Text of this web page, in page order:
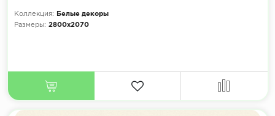
Коллекция:
Белые декоры
Размеры: 2800x2070